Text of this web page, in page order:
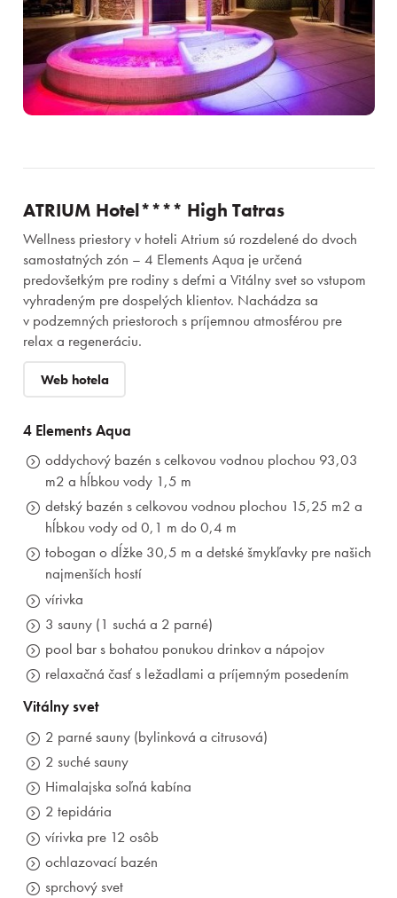
ATRIUM Hotel**** High Tatras
Wellness priestory v hoteli Atrium sú rozdelené do dvoch
samostatných zón – 4 Elements Aqua je určená
predovšetkým pre rodiny s deťmi a Vitálny svet so vstupom
vyhradeným pre dospelých klientov. Nachádza sa
v podzemných priestoroch s príjemnou atmosférou pre
relax a regeneráciu.
Web hotela
4 Elements Aqua
oddychový bazén s celkovou vodnou plochou 93,03
m2 a hĺbkou vody 1,5 m
detský bazén s celkovou vodnou plochou 15,25 m2 a
hĺbkou vody od 0,1 m do 0,4 m
tobogan o dĺžke 30,5 m a detské šmykľavky pre našich
najmenších hostí
vírivka
3 sauny (1 suchá a 2 parné)
pool bar s bohatou ponukou drinkov a nápojov
relaxačná časť s ležadlami a príjemným posedením
Vitálny svet
2 parné sauny (bylinková a citrusová)
2 suché sauny
Himalajska soľná kabína
2 tepidária
vírivka pre 12 osôb
ochlazovací bazén
sprchový svet